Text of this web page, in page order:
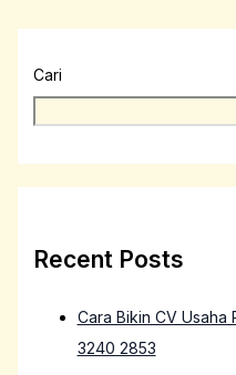
Cari
Recent Posts
Cara Bikin CV Usaha
3240 2853